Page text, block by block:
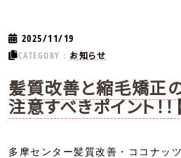
2025/11/19
CATEGORY： お知らせ
髪質改善と縮毛矯正
注意すべきポイント！
多摩センター髪質改善・ココナッ